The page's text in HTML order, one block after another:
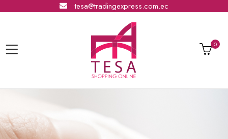
tesa@tradingexpress.com.ec
0